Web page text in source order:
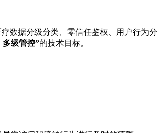
数据分级分类、零信任鉴权、用户行为分
多级管控”的技术目标。